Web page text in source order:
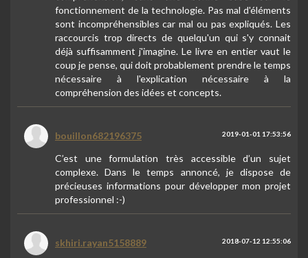
fonctionnement de la technologie. Pas mal d'éléments
sont incompréhensibles car mal ou pas expliqués. Les
raccourcis trop directs de quelqu'un qui s'y connait
déjà suffisamment j'imagine. Le livre en entier vaut le
coup je pense, qui doit probablement prendre le temps
nécessaire à l'explication nécessaire à la
compréhension des idées et concepts.
bouillon682196375 2019-01-01 17:53:56
C’est une formulation très accessible d’un sujet
complexe. Dans le temps annoncé, je dispose de
précieuses informations pour développer mon projet
professionnel :-)
skhiri.rayan5158889 2018-07-12 12:55:06